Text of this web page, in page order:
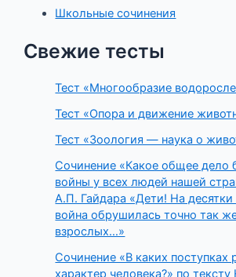
Школьные сочинения
Свежие тесты
Тест «Многообразие
Тест «Опора и движение
Тест «Зоология — наука о
Сочинение «Какое общее дело
войны у всех людей нашей
А.П. Гайдара «Дети! На десятки
война обрушилась точно так
взрослых…»
Сочинение «В каких поступках
характер человека?» по